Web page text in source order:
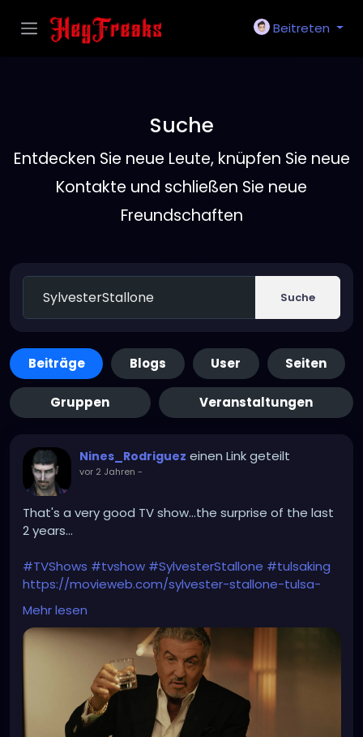
Beitreten
Suche
Entdecken Sie neue Leute, knüpfen Sie neue
Kontakte und schließen Sie neue
Freundschaften
Suche
Beiträge Blogs User Seiten
Gruppen Veranstaltungen
Nines_Rodriguez einen Link geteilt
vor 2 Jahren -
That's a very good TV show...the surprise of the last
2 years...
#TVShows #tvshow #SylvesterStallone #tulsaking
https://movieweb.com/sylvester-stallone-tulsa-
king-season-3-4-renewal/
Mehr lesen